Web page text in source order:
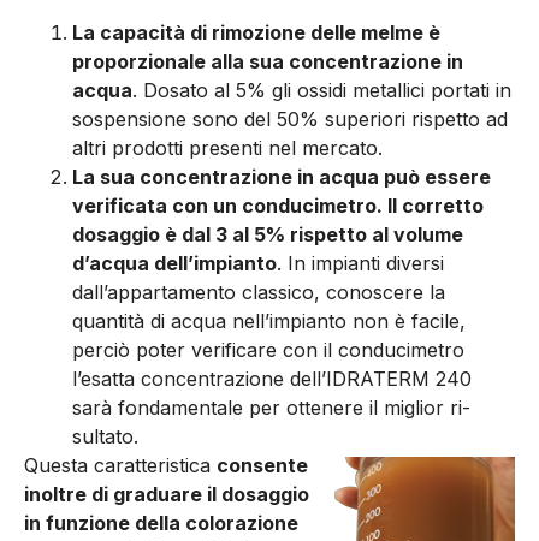
La capacità di rimozione del­le melme è
proporzionale alla sua concentrazione in
acqua. Dosato al 5% gli ossidi metal­lici portati in
sospensione so­no del 50% superiori rispetto ad
altri prodotti presenti nel mercato.
La sua concentrazione in ac­qua può essere
verificata con un conducimetro. Il corret­to
dosaggio è dal 3 al 5% ri­spetto al volume
d’acqua dell’impianto. In impianti di­versi
dall’appartamento clas­sico, conoscere la
quantità di acqua nell’impianto non è facile,
perciò poter verifica­re con il conducimetro
l’esat­ta concentrazione dell’IDRA­TERM 240
sarà fondamen­tale per ottenere il miglior ri­
sultato.
Questa caratteristica consente
inoltre di graduare il dosaggio
in funzione della colorazione